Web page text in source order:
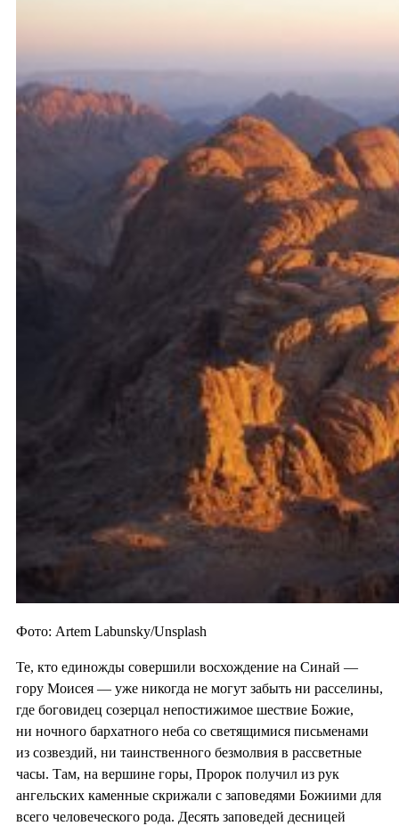
Фото: Artem Labunsky/Unsplash
Те, кто единожды совершили восхождение на Синай —
гору Моисея — уже никогда не могут забыть ни расселины,
где боговидец созерцал непостижимое шествие Божие,
ни ночного бархатного неба со светящимися письменами
из созвездий, ни таинственного безмолвия в рассветные
часы. Там, на вершине горы, Пророк получил из рук
ангельских каменные скрижали с заповедями Божиими для
всего человеческого рода. Десять заповедей десницей